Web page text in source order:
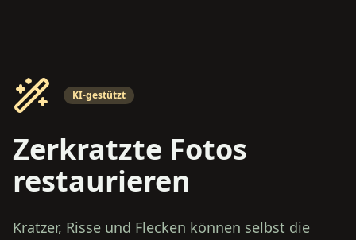
KI-gestützt
Zerkratzte Fotos
restaurieren
Kratzer, Risse und Flecken können selbst die